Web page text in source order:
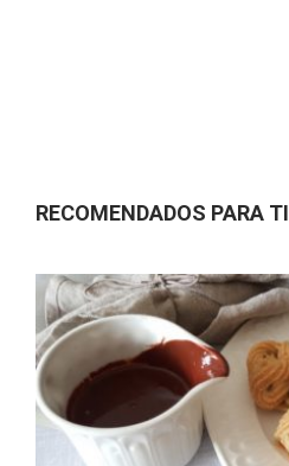
RECOMENDADOS PARA TI